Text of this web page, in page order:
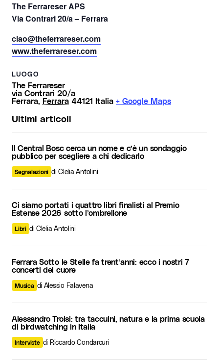
The Ferrareser APS
Via Contrari 20/a – Ferrara
ciao@theferrareser.com
www.theferrareser.com
LUOGO
The Ferrareser
via Contrari 20/a
Ferrara, Ferrara 44121 Italia + Google Maps
Ultimi articoli
Il Central Bosc cerca un nome e c’è un sondaggio
pubblico per scegliere a chi dedicarlo
Segnalazioni di Clelia Antolini
Ci siamo portati i quattro libri finalisti al Premio
Estense 2026 sotto l’ombrellone
Libri di Clelia Antolini
Ferrara Sotto le Stelle fa trent’anni: ecco i nostri 7
concerti del cuore
Musica di Alessio Falavena
Alessandro Troisi: tra taccuini, natura e la prima scuola
di birdwatching in Italia
Interviste di Riccardo Condarcuri